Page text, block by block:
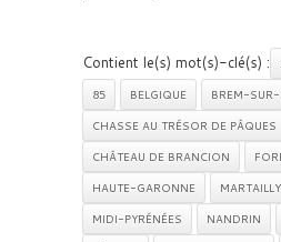
Contient le(s) mot(s)-clé(s) :
85
BELGIQUE
BREM-SUR-
CHASSE AU TRÉSOR DE PÂQUES
CHÂTEAU DE BRANCION
HAUTE-GARONNE
MIDI-PYRÉNÉES
NANDRIN